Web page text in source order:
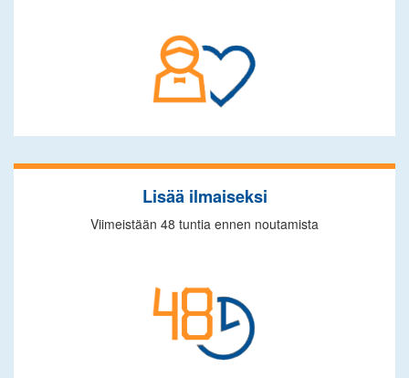
Lisää ilmaiseksi
Viimeistään 48 tuntia ennen noutamista